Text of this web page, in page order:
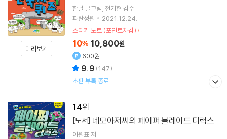
미리보기
한날글그림 전기현 감수
파란정원
2021.12.24.
스티키 노트 (포인트차감)
10% 10,800원
600원
9.9 (147)
초판 부록 종료
14
[도서] 네모아저씨의 페이퍼 블레이드 디럭스
이원표 저